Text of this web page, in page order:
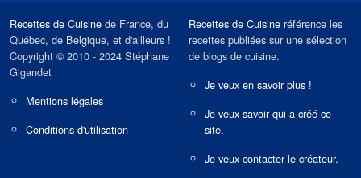
Recettes de Cuisine de France, du
Québec, de Belgique, et d'ailleurs !
Copyright © 2010 - 2024 Stéphane
Gigandet
Mentions légales
Conditions d'utilisation
Recettes de Cuisine référence les
recettes publiées sur une sélection
de blogs de cuisine.
Je veux en savoir plus !
Je veux savoir qui a créé ce
site.
Je veux contacter le créateur.